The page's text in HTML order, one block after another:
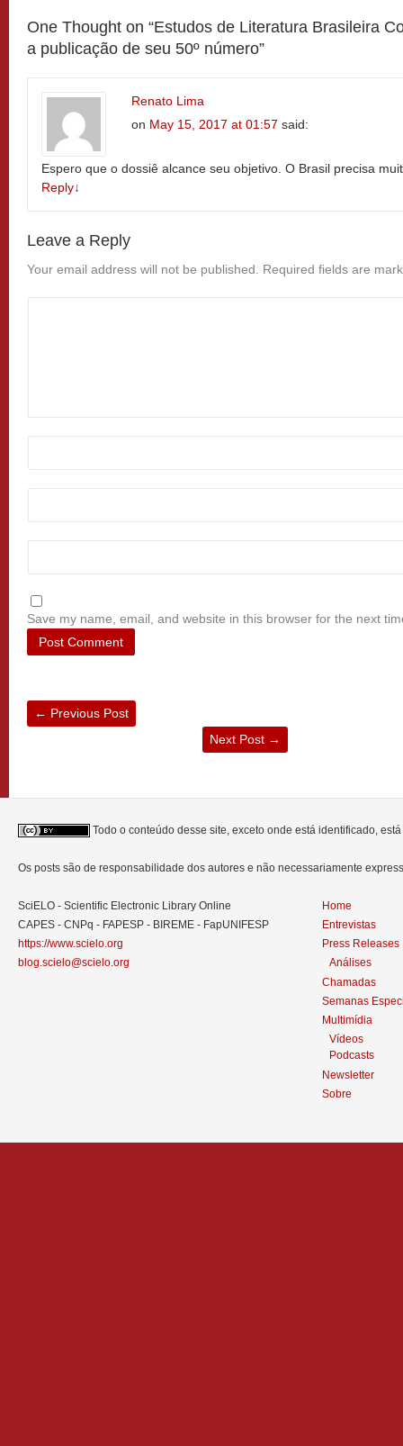
One Thought on “Estudos de Literatura Brasileira
a publicação de seu 50º número”
Renato Lima
on May 15, 2017 at 01:57 said:
Espero que o dossiê alcance seu objetivo. O Brasil precisa
Reply↓
Leave a Reply
Your email address will not be published. Required fields are
Save my name, email, and website in this browser for the next
← Previous Post
Next Post →
Todo o conteúdo desse site, exceto onde está identificado,
Os posts são de responsabilidade dos autores e não necessariamente
SciELO - Scientific Electronic Library Online
CAPES - CNPq - FAPESP - BIREME - FapUNIFESP
https://www.scielo.org
blog.scielo@scielo.org
Home
Entrevistas
Press Releases
Análises
Chamadas
Semanas
Multimídia
Vídeos
Podcasts
Newsletter
Sobre